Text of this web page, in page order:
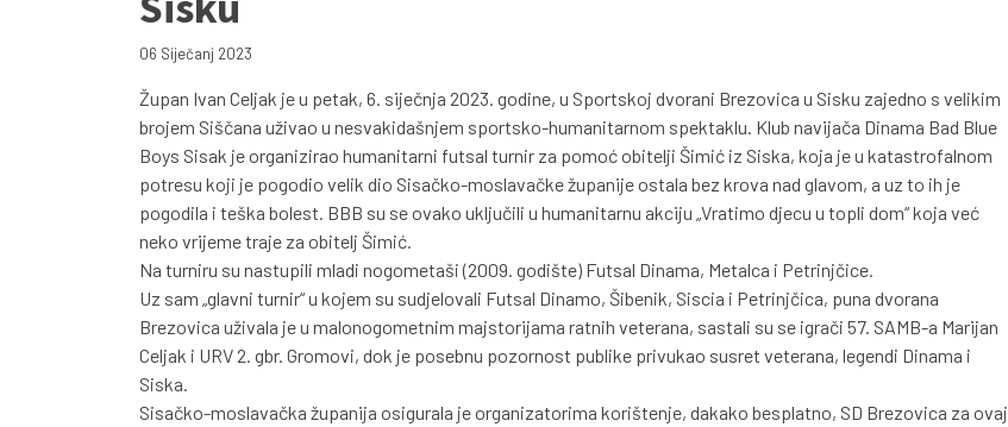
06 Siječanj 2023
Župan Ivan Celjak je u petak, 6. siječnja 2023. godine, u Sportskoj dvorani Brezovica u Sisku zajedno s velikim
brojem Siščana uživao u nesvakidašnjem sportsko-humanitarnom spektaklu. Klub navijača Dinama Bad Blue
Boys Sisak je organizirao humanitarni futsal turnir za pomoć obitelji Šimić iz Siska, koja je u katastrofalnom
potresu koji je pogodio velik dio Sisačko-moslavačke županije ostala bez krova nad glavom, a uz to ih je
pogodila i teška bolest. BBB su se ovako uključili u humanitarnu akciju „Vratimo djecu u topli dom“ koja već
neko vrijeme traje za obitelj Šimić.
Na turniru su nastupili mladi nogometaši (2009. godište) Futsal Dinama, Metalca i Petrinjčice.
Uz sam „glavni turnir“ u kojem su sudjelovali Futsal Dinamo, Šibenik, Siscia i Petrinjčica, puna dvorana
Brezovica uživala je u malonogometnim majstorijama ratnih veterana, sastali su se igrači 57. SAMB-a Marijan
Celjak i URV 2. gbr. Gromovi, dok je posebnu pozornost publike privukao susret veterana, legendi Dinama i
Siska.
Sisačko-moslavačka županija osigurala je organizatorima korištenje, dakako besplatno, SD Brezovica za ovaj